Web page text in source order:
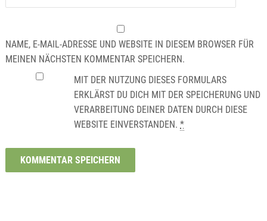
NAME, E-MAIL-ADRESSE UND WEBSITE IN DIESEM BROWSER FÜR
MEINEN NÄCHSTEN KOMMENTAR SPEICHERN.
MIT DER NUTZUNG DIESES FORMULARS
ERKLÄRST DU DICH MIT DER SPEICHERUNG UND
VERARBEITUNG DEINER DATEN DURCH DIESE
WEBSITE EINVERSTANDEN.*